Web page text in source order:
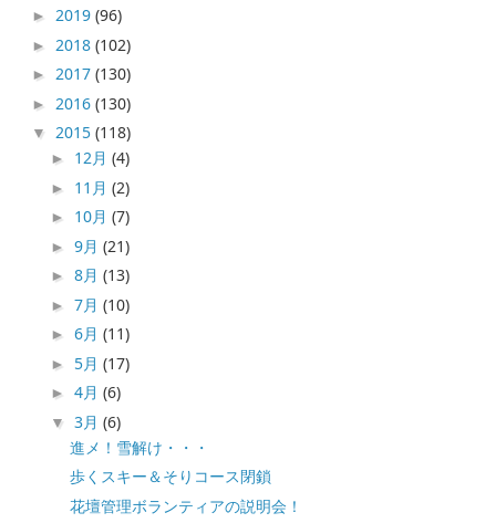
►2019(96)
► 2018(102)
►2017(130)
► 2016(130)
▼2015(118)
► 12月(4)
► 11月(2)
► 10月(7)
►9月(21)
►8月(13)
►7月(10)
►6月(11)
► 5月(17)
►4月(6)
▼3月(6)
進メ！雪解け・・・
歩くスキー＆そりコース閉鎖
花壇管理ボランティアの説明会！